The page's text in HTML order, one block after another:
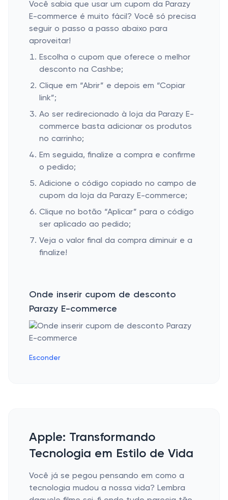
Você sabia que usar um cupom da Parazy
E-commerce é muito fácil? Você só precisa
seguir o passo a passo abaixo para
aproveitar!
Escolha o cupom que oferece o melhor
desconto na Cashbe;
Clique em “Abrir” e depois em “Copiar
link”;
Ao ser redirecionado à loja da Parazy E-
commerce basta adicionar os produtos
no carrinho;
Em seguida, finalize a compra e confirme
o pedido;
Adicione o código copiado no campo de
cupom da loja da Parazy E-commerce;
Clique no botão “Aplicar” para o código
ser aplicado ao pedido;
Veja o valor final da compra diminuir e a
finalize!
Onde inserir cupom de desconto
Parazy E-commerce
Esconder
Apple: Transformando
Tecnologia em Estilo de Vida
Você já se pegou pensando em como a
tecnologia mudou a nossa vida? Lembra